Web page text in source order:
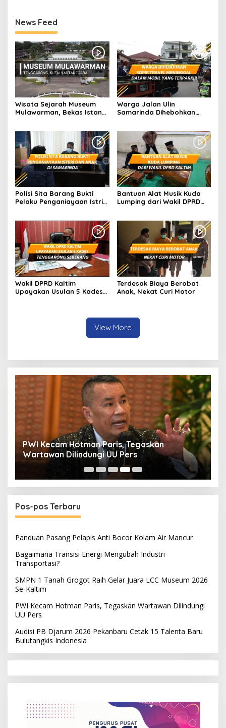
News Feed
Wisata Sejarah Museum
Mulawarman, Bekas Istana
Warga Jalan Ulin
Samarinda Dihebohkan
Terparkir
Polisi Sita Barang Bukti
Pelaku Penganiayaan Istri
Bantuan Alat Musik Kuda
Lumping dari Wakil DPRD
Wakil DPRD Kaltim
Upayakan Usulan 5 Kades
Terdesak Biaya Berobat
Anak, Nekat Curi Motor
View More
Audisi PB Djarum 2026 Pekanbaru Cetak 15
Talenta Baru Bulutangkis Indonesia
Pos-pos Terbaru
Panduan Pasang Pelapis Anti Bocor Kolam Air Mancur
Bagaimana Transisi Energi Mengubah Industri
Transportasi?
SMPN 1 Tanah Grogot Raih Gelar Juara LCC Museum 2026
Se-Kaltim
PWI Kecam Hotman Paris, Tegaskan Wartawan Dilindungi
UU Pers
Audisi PB Djarum 2026 Pekanbaru Cetak 15 Talenta Baru
Bulutangkis Indonesia